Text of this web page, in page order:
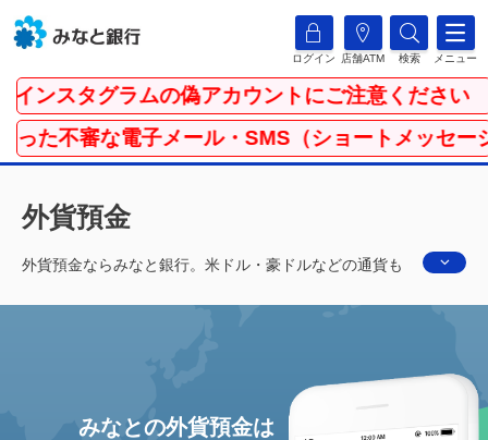
ログイン 店舗ATM 検索 メニュー
タグラムの偽アカウントにご注意ください
電子メール・SMS（ショートメッセージサービ
外貨預金
外貨預金ならみなと銀行。米ドル・豪ドルなどの通貨も
みなとの外貨預金は